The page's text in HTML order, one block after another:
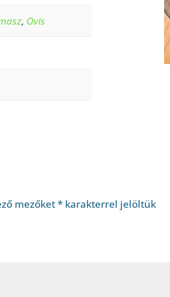
, Ovis
mezőket* karakterrel jelöltük